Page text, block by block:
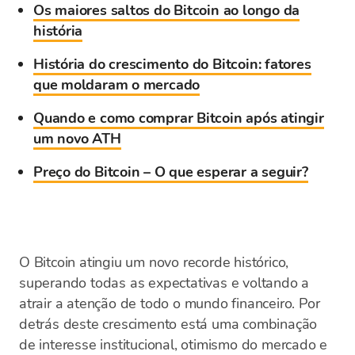
Os maiores saltos do Bitcoin ao longo da
história
História do crescimento do Bitcoin: fatores
que moldaram o mercado
Quando e como comprar Bitcoin após atingir
um novo ATH
Preço do Bitcoin – O que esperar a seguir?
O Bitcoin atingiu um novo recorde histórico,
superando todas as expectativas e voltando a
atrair a atenção de todo o mundo financeiro. Por
detrás deste crescimento está uma combinação
de interesse institucional, otimismo do mercado e